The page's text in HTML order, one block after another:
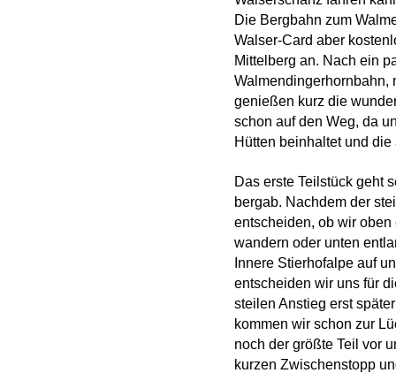
Die Bergbahn zum
Walser-Card aber
Mittelberg an. Nach ein
Walmendingerhornbahn,
genießen kurz die
schon auf den Weg, da
Hütten beinhaltet und
Das erste Teilstück geht
bergab. Nachdem der
entscheiden, ob wir
wandern oder unten
Innere Stierhofalpe auf
entscheiden wir uns für
steilen Anstieg erst
kommen wir schon zur
noch der größte Teil vor
kurzen Zwischenstopp